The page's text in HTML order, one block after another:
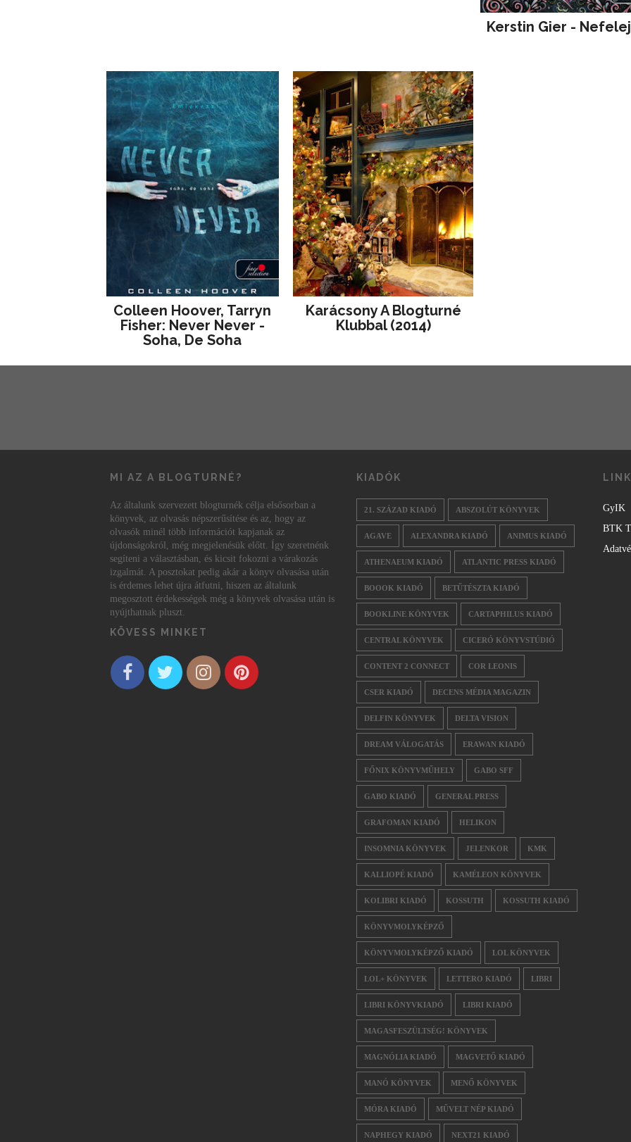
Kerstin Gier -
Colleen Hoover, Tarryn
Fisher: Never Never -
Soha, De Soha
Karácsony A Blogturné
Klubbal (2014)
MI AZ A BLOGTURNÉ?
Az általunk szervezett blogturnék célja elsősorban a
könyvek, az olvasás népszerűsítése és az, hogy az
olvasók minél több információt kapjanak az
újdonságokról, még megjelenésük előtt. Így szeretnénk
segíteni a választásban, és kicsit fokozni a várakozás
izgalmát. A posztokat pedig akár a könyv olvasása után
is érdemes lehet újra átfutni, hiszen az általunk
megosztott érdekességek még a könyvek olvasása után is
nyújthatnak pluszt.
KÖVESS MINKET
KIADÓK
21. SZÁZAD KIADÓ ABSZOLÚT KÖNYVEK
AGAVE ALEXANDRA KIADÓ ANIMUS KIADÓ
ATHENAEUM KIADÓ ATLANTIC PRESS KIADÓ
BOOOK KIADÓ BETŰTÉSZTA KIADÓ
BOOKLINE KÖNYVEK CARTAPHILUS KIADÓ
CENTRAL KÖNYVEK CICERÓ KÖNYVSTÚDIÓ
CONTENT 2 CONNECT COR LEONIS
CSER KIADÓ DECENS MÉDIA MAGAZIN
DELFIN KÖNYVEK DELTA VISION
DREAM VÁLOGATÁS ERAWAN KIADÓ
FŐNIX KÖNYVMŰHELY GABO SFF
GABO KIADÓ GENERAL PRESS
GRAFOMAN KIADÓ HELIKON
INSOMNIA KÖNYVEK JELENKOR KMK
KALLIOPÉ KIADÓ KAMÉLEON KÖNYVEK
KOLIBRI KIADÓ KOSSUTH KOSSUTH KIADÓ
KÖNYVMOLYKÉPZŐ
KÖNYVMOLYKÉPZŐ KIADÓ LOL KÖNYVEK
LOL+ KÖNYVEK LETTERO KIADÓ LIBRI
LIBRI KÖNYVKIADÓ LIBRI KIADÓ
MAGASFESZÜLTSÉG! KÖNYVEK
MAGNÓLIA KIADÓ MAGVETŐ KIADÓ
MANÓ KÖNYVEK MENŐ KÖNYVEK
MÓRA KIADÓ MŰVELT NÉP KIADÓ
NAPHEGY KIADÓ NEXT21 KIADÓ
GyIK
BTK